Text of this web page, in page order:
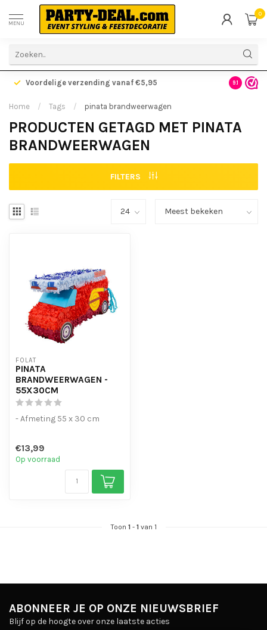
MENU
0
Voordelige verzending vanaf €5,95 Gratis
9.1
Home / Tags / pinata brandweerwagen
PRODUCTEN GETAGD MET PINATA
BRANDWEERWAGEN
FILTERS
FOLAT
PINATA
BRANDWEERWAGEN -
55X30CM
- Afmeting 55 x 30 cm
€13,99
Op voorraad
Toon 1- 1van 1
ABONNEER JE OP ONZE NIEUWSBRIEF
Blijf op de hoogte over onze laatste acties